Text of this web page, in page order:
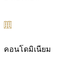
คอนโดมิเนียม